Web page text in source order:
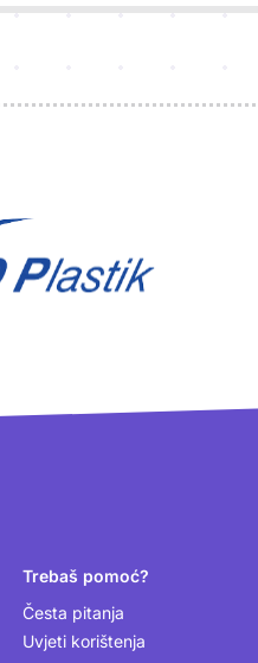
Trebaš pomoć?
Česta pitanja
Uvjeti korištenja